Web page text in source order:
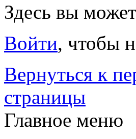
Здесь вы
Войти, чтобы
Вернуться к
страницы
Главное меню